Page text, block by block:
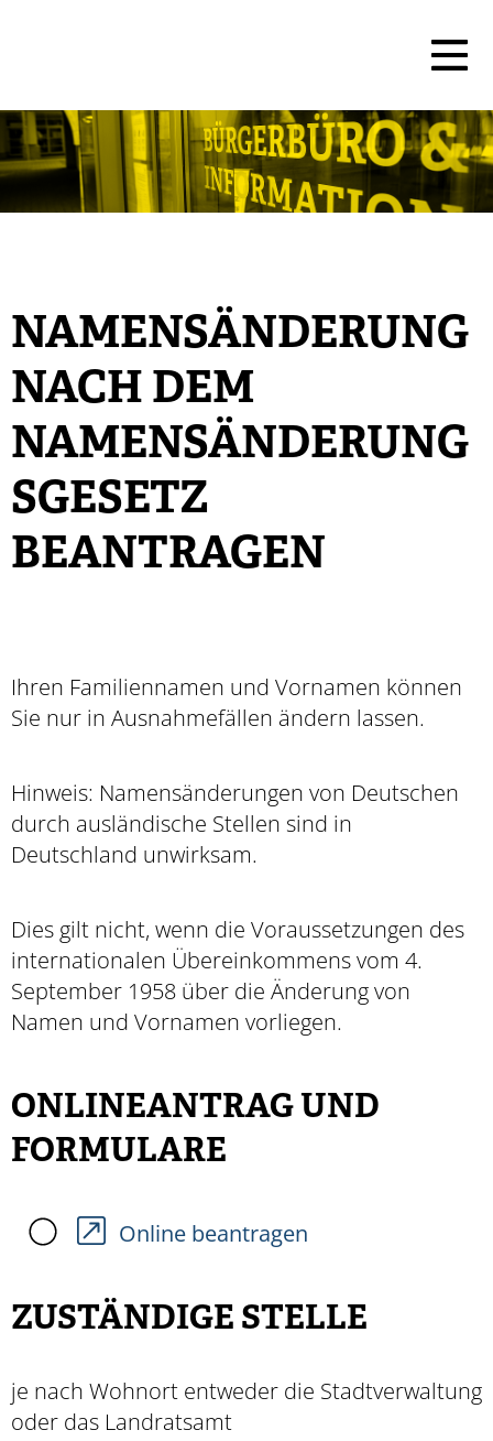
NAMENSÄNDERUNG
NACH DEM
NAMENSÄNDERUNG
SGESETZ
BEANTRAGEN
Ihren Familiennamen und Vornamen können
Sie nur in Ausnahmefällen ändern lassen.
Hinweis: Namensänderungen von Deutschen
durch ausländische Stellen sind in
Deutschland unwirksam.
Dies gilt nicht, wenn die Voraussetzungen des
internationalen Übereinkommens vom 4.
September 1958 über die Änderung von
Namen und Vornamen vorliegen.
ONLINEANTRAG UND
FORMULARE
Online beantragen
ZUSTÄNDIGE STELLE
je nach Wohnort entweder die Stadtverwaltung
oder das Landratsamt